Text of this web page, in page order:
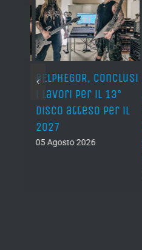
BELPHEGOR, conclusi
i lavori per il 13°
disco atteso per il
2027
05 Agosto 2026